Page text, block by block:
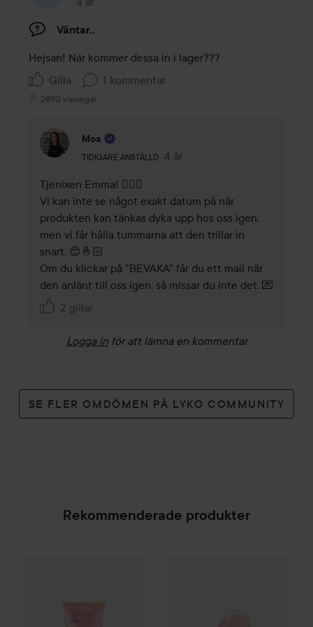
Väntar..
Hejsan! När kommer dessa in i lager???
Gilla
1 kommentar
2890 visningar
Moa
TIDIGARE ANSTÄLLD
Användarens roll: Tidigare anställd.
4 år
Kommentaren lades 4 år
Tjenixen Emma! 🙋🏼‍♀️
Vi kan inte se något exakt datum på när
produkten kan tänkas dyka upp hos oss igen,
men vi får hålla tummarna att den trillar in
snart. 😍🤞🏻
Om du klickar på "BEVAKA" får du ett mail när
den anlänt till oss igen, så missar du inte det. 💌
2 gillar
Logga in för att lämna en kommentar
SE FLER OMDÖMEN PÅ LYKO COMMUNITY
Rekommenderade produkter